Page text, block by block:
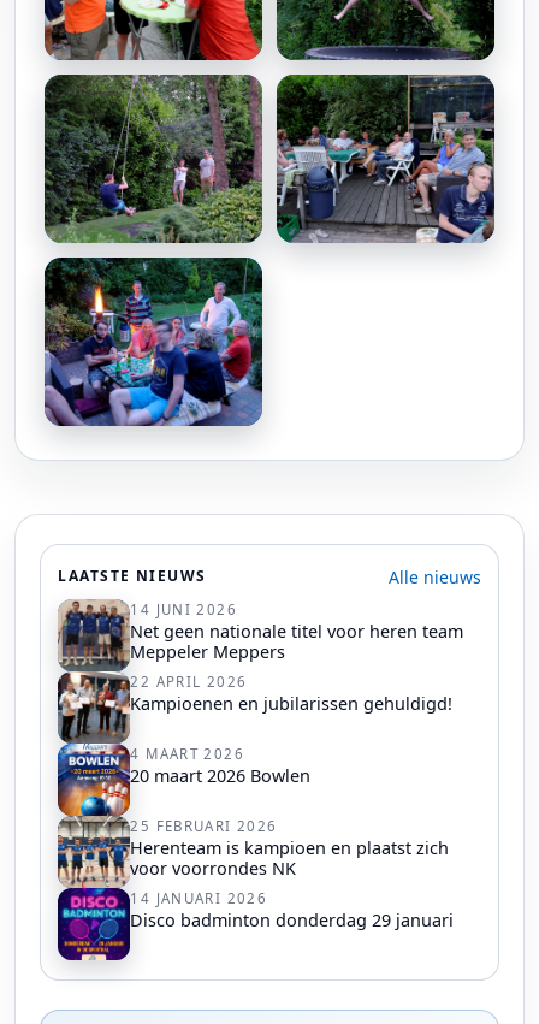
LAATSTE NIEUWS Alle nieuws
14 JUNI 2026
Net geen nationale titel voor heren team
Meppeler Meppers
22 APRIL 2026
Kampioenen en jubilarissen gehuldigd!
4 MAART 2026
20 maart 2026 Bowlen
25 FEBRUARI 2026
Herenteam is kampioen en plaatst zich
voor voorrondes NK
14 JANUARI 2026
Disco badminton donderdag 29 januari